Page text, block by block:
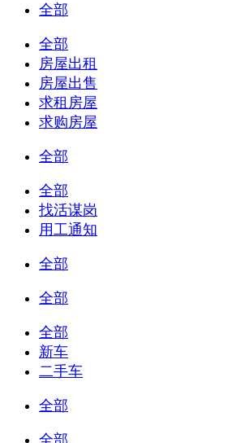
全部
全部
房屋出租
房屋出售
求租房屋
求购房屋
全部
全部
找活谋岗
用工通知
全部
全部
全部
新车
二手车
全部
全部